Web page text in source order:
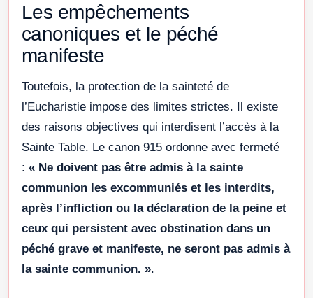
Les empêchements
canoniques et le péché
manifeste
Toutefois, la protection de la sainteté de
l’Eucharistie impose des limites strictes. Il existe
des raisons objectives qui interdisent l’accès à la
Sainte Table. Le canon 915 ordonne avec fermeté
: « Ne doivent pas être admis à la sainte
communion les excommuniés et les interdits,
après l’infliction ou la déclaration de la peine et
ceux qui persistent avec obstination dans un
péché grave et manifeste, ne seront pas admis à
la sainte communion. ».